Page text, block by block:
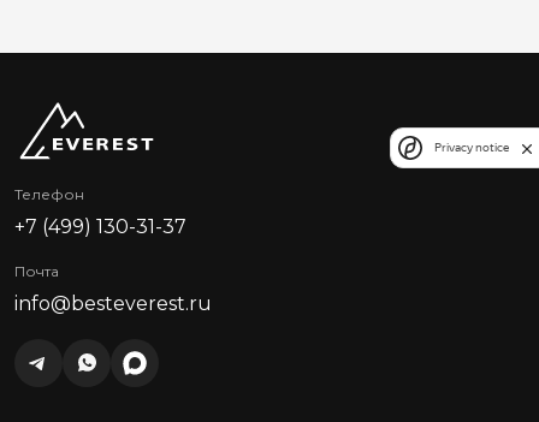
Телефон
+7 (499) 130-31-37
Почта
info@besteverest.ru
Privacy notice